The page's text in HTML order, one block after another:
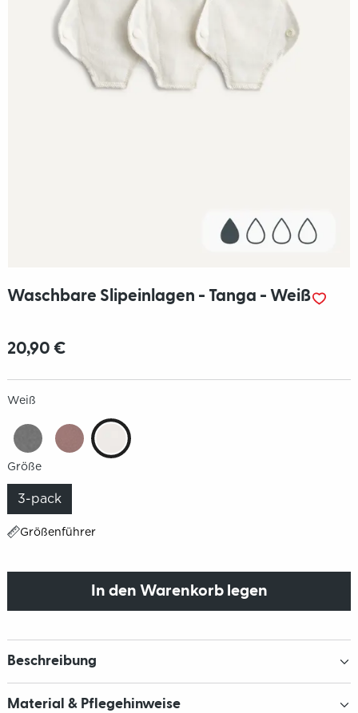
Waschbare Slipeinlagen - Tanga - Weiß
20,90 €
Weiß
Größe
3-pack
Größenführer
In den Warenkorb legen
Beschreibung
Material & Pflegehinweise